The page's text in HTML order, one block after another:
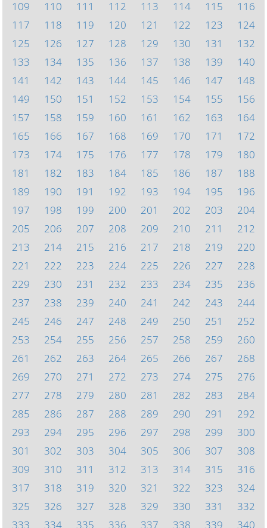
109
110 111 112 113 114 115
116
117
118 119 120 121 122 123
124
125
126 127 128 129 130 131
132
133
134 135 136 137 138 139
140
141
142 143 144 145 146 147
148
149
150 151 152 153 154 155
156
157
158 159 160 161 162 163
164
165
166 167 168 169 170 171
172
173
174 175 176 177 178 179
180
181
182 183 184 185 186 187
188
189
190 191 192 193 194 195
196
197
198 199 200 201 202 203
204
205
206 207 208 209 210 211
212
213
214 215 216 217 218 219
220
221
222 223 224 225 226 227
228
229
230 231 232 233 234 235
236
237
238 239 240 241 242 243
244
245
246 247 248 249 250 251
252
253
254 255 256 257 258 259
260
261
262 263 264 265 266 267
268
269
270 271 272 273 274 275
276
277
278 279 280 281 282 283
284
285
286 287 288 289 290 291
292
293
294 295 296 297 298 299
300
301
302 303 304 305 306 307
308
309
310 311 312 313 314 315
316
317
318 319 320 321 322 323
324
325
326 327 328 329 330 331
332
333
334 335 336 337 338 339 340